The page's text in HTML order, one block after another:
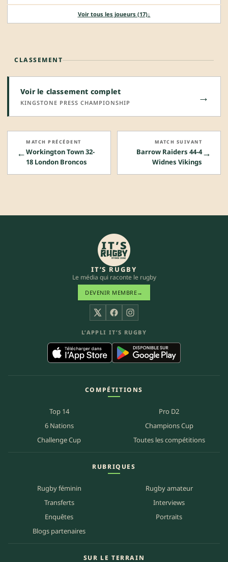
Voir tous les joueurs (17)↓
CLASSEMENT
Voir le classement complet
KINGSTONE PRESS CHAMPIONSHIP →
←
MATCH PRÉCÉDENT
Workington Town 32-
18 London Broncos
→
MATCH SUIVANT
Barrow Raiders 44-4
Widnes Vikings
IT’S RUGBY
Le média qui raconte le rugby
DEVENIR MEMBRE→
X FacebookInstagram
L’APPLI IT’S RUGBY
COMPÉTITIONS
Top 14
Pro D2
6 Nations
Champions Cup
Challenge Cup
Toutes les compétitions
RUBRIQUES
Rugby féminin
Rugby amateur
Transferts
Interviews
Enquêtes
Portraits
Blogs partenaires
SUR LE TERRAIN